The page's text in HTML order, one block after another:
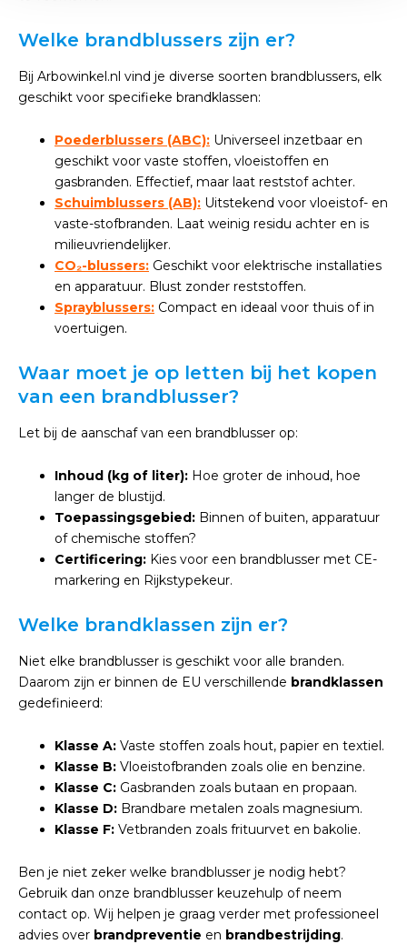
Welke brandblussers zijn er?
Bij Arbowinkel.nl vind je diverse soorten brandblussers, elk
geschikt voor specifieke brandklassen:
Poederblussers (ABC): Universeel inzetbaar en
geschikt voor vaste stoffen, vloeistoffen en
gasbranden. Effectief, maar laat reststof achter.
Schuimblussers (AB): Uitstekend voor vloeistof- en
vaste-stofbranden. Laat weinig residu achter en is
milieuvriendelijker.
CO₂-blussers: Geschikt voor elektrische installaties
en apparatuur. Blust zonder reststoffen.
Sprayblussers: Compact en ideaal voor thuis of in
voertuigen.
Waar moet je op letten bij het kopen
van een brandblusser?
Let bij de aanschaf van een brandblusser op:
Inhoud (kg of liter): Hoe groter de inhoud, hoe
langer de blustijd.
Toepassingsgebied: Binnen of buiten, apparatuur
of chemische stoffen?
Certificering: Kies voor een brandblusser met CE-
markering en Rijkstypekeur.
Welke brandklassen zijn er?
Niet elke brandblusser is geschikt voor alle branden.
Daarom zijn er binnen de EU verschillende brandklassen
gedefinieerd:
Klasse A: Vaste stoffen zoals hout, papier en textiel.
Klasse B: Vloeistofbranden zoals olie en benzine.
Klasse C: Gasbranden zoals butaan en propaan.
Klasse D: Brandbare metalen zoals magnesium.
Klasse F: Vetbranden zoals frituurvet en bakolie.
Ben je niet zeker welke brandblusser je nodig hebt?
Gebruik dan onze brandblusser keuzehulp of neem
contact op. Wij helpen je graag verder met professioneel
advies over brandpreventie en brandbestrijding.